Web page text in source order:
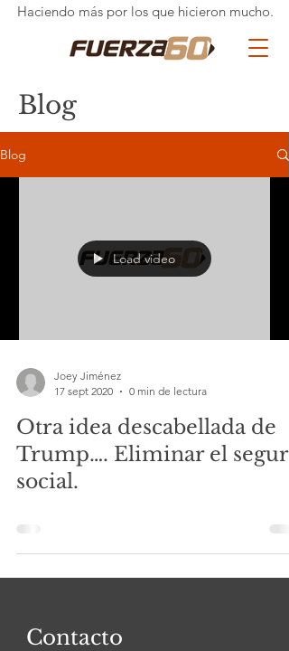
Haciendo más por los que hicieron mucho.
Blog
Blog
Load video
Joey Jiménez
17 sept 2020
0 min de lectura
Otra idea descabellada de
Trump…. Eliminar el seguro
social.
Contacto